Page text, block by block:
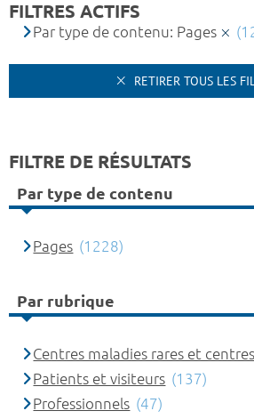
FILTRES ACTIFS
Par type de contenu: Pages
RETIRER TOUS LES
FILTRE DE RÉSULTATS
Par type de contenu
Pages (1228)
Par rubrique
Centres maladies rares et
Patients et visiteurs (137)
Professionnels (47)